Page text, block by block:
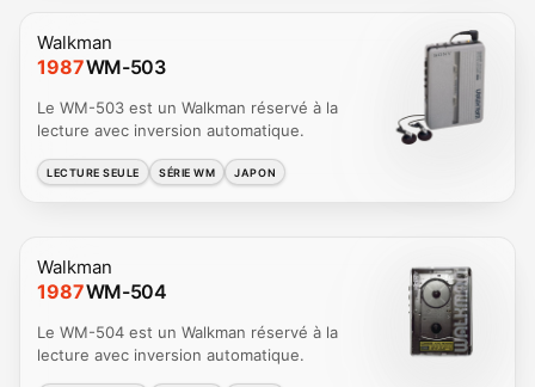
Walkman
1987WM-503
Le WM-503 est un Walkman réservé à la
lecture avec inversion automatique.
LECTURE SEULE SÉRIE WM JAPON
Walkman
1987WM-504
Le WM-504 est un Walkman réservé à la
lecture avec inversion automatique.